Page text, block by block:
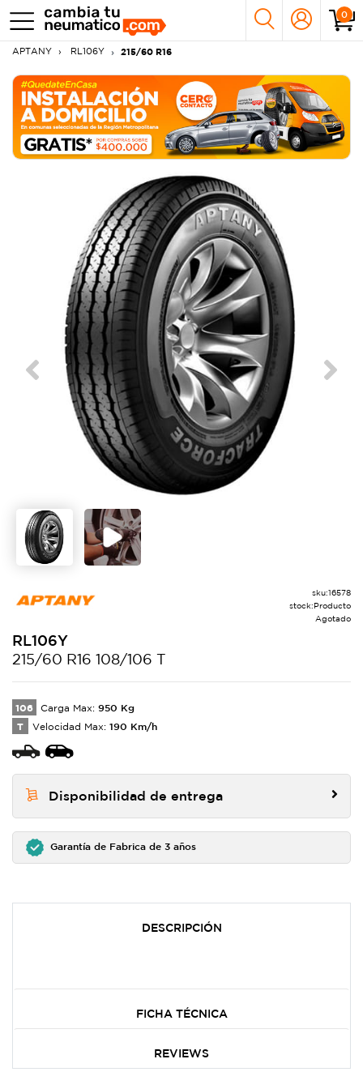
0
APTANY RL106Y 215/60 R16
Previous Next
sku:16578
stock:Producto
Agotado
RL106Y
215/60 R16 108/106 T
106 Carga Max: 950 Kg
T Velocidad Max: 190 Km/h
Disponibilidad de entrega
Garantía de Fabrica de 3 años
DESCRIPCIÓN
FICHA TÉCNICA
REVIEWS